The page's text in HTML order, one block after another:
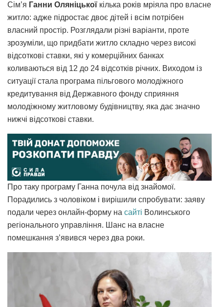
Сім’я Ганни Оляніцької кілька років мріяла про власне
житло: адже підростає двоє дітей і всім потрібен
власний простір. Розглядали різні варіанти, проте
зрозуміли, що придбати житло складно через високі
відсоткові ставки, які у комерційних банках
коливаються від 12 до 24 відсотків річних. Виходом із
ситуації стала програма пільгового молодіжного
кредитування від Державного фонду сприяння
молодіжному житловому будівництву, яка дає значно
нижчі відсоткові ставки.
Про таку програму Ганна почула від знайомої.
Порадились з чоловіком і вирішили спробувати: заяву
подали через онлайн-форму на сайті Волинського
регіонального управління. Шанс на власне
помешкання з’явився через два роки.